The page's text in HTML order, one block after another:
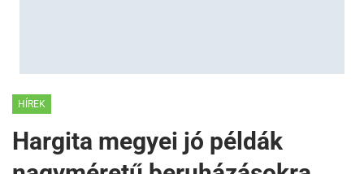
HÍREK
Hargita megyei jó példák